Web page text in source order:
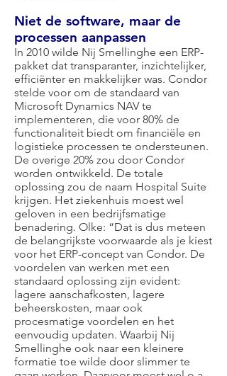
Niet de software, maar de
processen aanpassen
In 2010 wilde Nij Smellinghe een ERP-
pakket dat transparanter, inzichtelijker,
efficiënter en makkelijker was. Condor
stelde voor om de standaard van
Microsoft Dynamics NAV te
implementeren, die voor 80% de
functionaliteit biedt om financiële en
logistieke processen te ondersteunen.
De overige 20% zou door Condor
worden ontwikkeld. De totale
oplossing zou de naam Hospital Suite
krijgen. Het ziekenhuis moest wel
geloven in een bedrijfsmatige
benadering. Olke: “Dat is dus meteen
de belangrijkste voorwaarde als je kiest
voor het ERP-concept van Condor. De
voordelen van werken met een
standaard oplossing zijn evident:
lagere aanschafkosten, lagere
beheerskosten, maar ook
procesmatige voordelen en het
eenvoudig updaten. Waarbij Nij
Smellinghe ook naar een kleinere
formatie toe wilde door slimmer te